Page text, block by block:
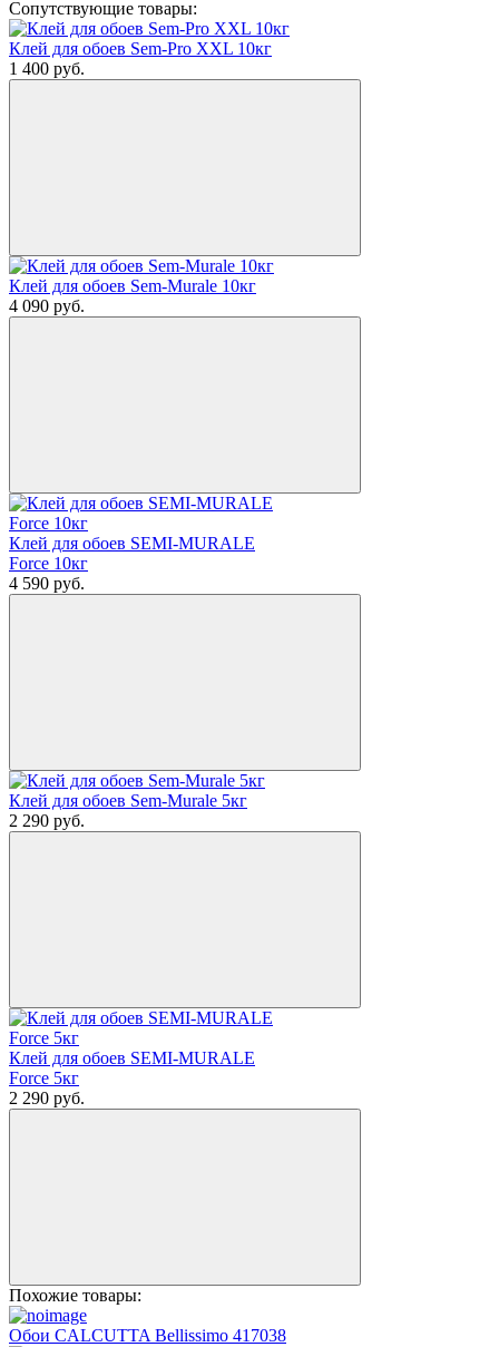
Сопутствующие товары:
Клей для обоев Sem-Pro XXL 10кг
1 400 руб.
Клей для обоев Sem-Murale 10кг
4 090 руб.
Клей для обоев SEMI-MURALE
Force 10кг
4 590 руб.
Клей для обоев Sem-Murale 5кг
2 290 руб.
Клей для обоев SEMI-MURALE
Force 5кг
2 290 руб.
Похожие товары:
Обои CALCUTTA Bellissimo 417038